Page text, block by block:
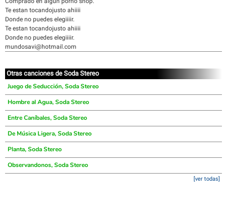
Te estan tocandojusto ahiiii
Donde no puedes elegiiiir.
Te estan tocandojusto ahiiii
Donde no puedes elegiiiir.
mundosavi@hotmail.com
Otras canciones de Soda Stereo
Juego de Seducción, Soda Stereo
Hombre al Agua, Soda Stereo
Entre Caníbales, Soda Stereo
De Música Ligera, Soda Stereo
Planta, Soda Stereo
Observandonos, Soda Stereo
[ver todas]